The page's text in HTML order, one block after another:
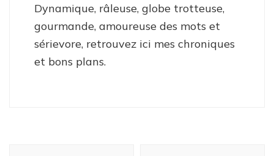
Dynamique, râleuse, globe trotteuse,
gourmande, amoureuse des mots et
sérievore, retrouvez ici mes chroniques
et bons plans.